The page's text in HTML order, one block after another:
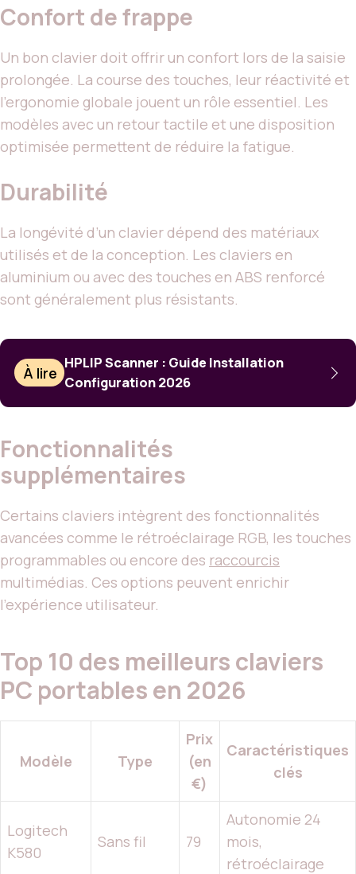
Confort de frappe
Un bon clavier doit offrir un confort lors de la saisie
prolongée. La course des touches, leur réactivité et
l’ergonomie globale jouent un rôle essentiel. Les
modèles avec un retour tactile et une disposition
optimisée permettent de réduire la fatigue.
Durabilité
La longévité d’un clavier dépend des matériaux
utilisés et de la conception. Les claviers en
aluminium ou avec des touches en ABS renforcé
sont généralement plus résistants.
À lire
HPLIP Scanner : Guide Installation
Configuration 2026
Fonctionnalités
supplémentaires
Certains claviers intègrent des fonctionnalités
avancées comme le rétroéclairage RGB, les touches
programmables ou encore des raccourcis
multimédias. Ces options peuvent enrichir
l’expérience utilisateur.
Top 10 des meilleurs claviers
PC portables en 2026
Modèle Type
Prix
(en
€)
Caractéristiques
clés
Logitech
K580
Sans fil 79
Autonomie 24
mois,
rétroéclairage